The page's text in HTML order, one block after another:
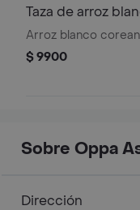
Taza de arroz
Arroz blanco
$ 9900
Sobre Oppa
Dirección